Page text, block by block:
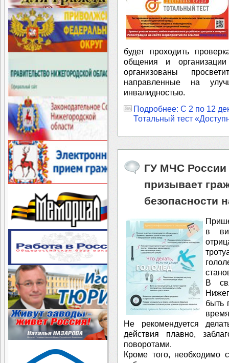
будет проходить
общения и
организованы
направленные на
инвалидностью.
Подробнее: C 2 по 12
Тотальный тест
ГУ МЧС России
призывает
безопасности
в
⁣В
быть
⁣Не рекомендуется
действия плавно,
поворотами.
⁣Кроме того, необходимо